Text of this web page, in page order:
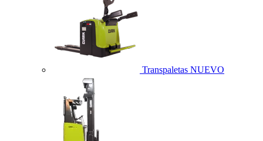
Transpaletas NUEVO